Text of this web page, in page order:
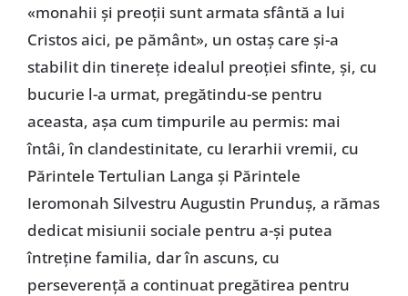
«monahii și preoții sunt armata sfântă a lui
Cristos aici, pe pământ», un ostaș care și-a
stabilit din tinerețe idealul preoției sfinte, și, cu
bucurie l-a urmat, pregătindu-se pentru
aceasta, așa cum timpurile au permis: mai
întâi, în clandestinitate, cu Ierarhii vremii, cu
Părintele Tertulian Langa și Părintele
Ieromonah Silvestru Augustin Prunduș, a rămas
dedicat misiunii sociale pentru a-și putea
întreține familia, dar în ascuns, cu
perseverență a continuat pregătirea pentru